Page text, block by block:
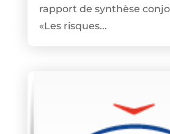
rapport de synthèse
«Les risques...